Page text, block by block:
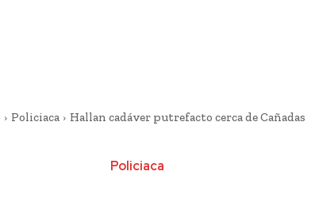
Policiaca Hallan cadáver putrefacto cerca de Cañadas
Policiaca